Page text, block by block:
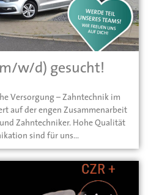
w/d) gesucht!
Versorgung – Zahntechnik im
auf der engen Zusammenarbeit
Zahntechniker. Hohe Qualität
sind für uns
uns als zuverlässigen und